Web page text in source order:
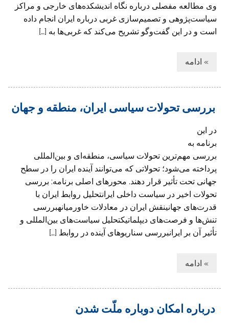
وی مطالعه مفصلی درباره نگاه اندیشکده‌های خارجی و مراکز
سیاست‌پژوهی و تصمیم‌سازی غربی درباره ایران انجام داده
است و در این گفت‌وگو تشریح می‌کند که غربی‌ها به […]
» ادامه
بررسی تحولات سیاسی ایران، منطقه و جهان
در این
برنامه به
بررسی مهم‌ترین تحولات سیاسی، منطقه‌ای و بین‌المللی
پرداخته می‌شود؛ تحولاتی که می‌توانند آینده ایران را در سطح
جهانی تحت تأثیر قرار دهند. محورهای اصلی برنامه: بررسی
تحولات اخیر در سیاست داخلی ایرانتحلیل روابط ایران با
قدرت‌های جهانینقش ایران در معادلات خاورمیانهبررسی
تنش‌ها و فرصت‌های دیپلماتیکتحلیل سیاست‌های بین‌المللی و
تأثیر آن بر ایرانبررسی سناریوهای آینده در روابط […]
» ادامه
درباره امکان دوباره ملّت شدن